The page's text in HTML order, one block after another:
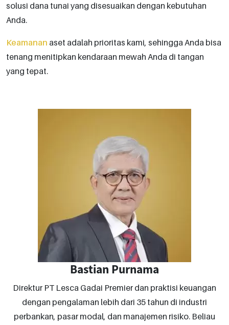
solusi dana tunai yang disesuaikan dengan kebutuhan
Anda.
Keamanan aset adalah prioritas kami, sehingga Anda bisa
tenang menitipkan kendaraan mewah Anda di tangan
yang tepat.
Bastian Purnama
Direktur PT Lesca Gadai Premier dan praktisi keuangan
dengan pengalaman lebih dari 35 tahun di industri
perbankan, pasar modal, dan manajemen risiko. Beliau